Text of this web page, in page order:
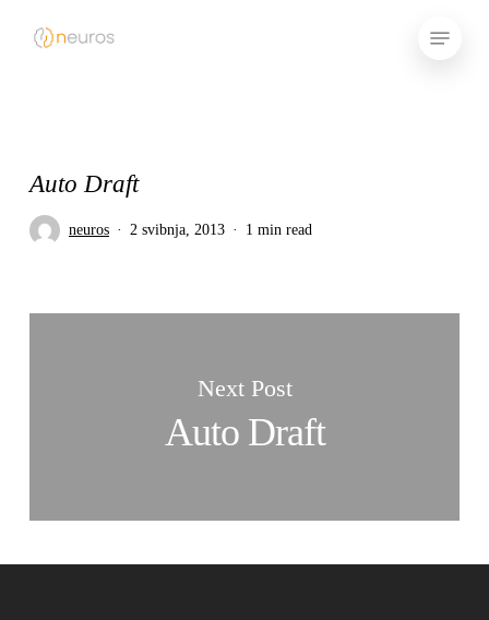
Auto Draft
neuros 2 svibnja, 2013 1 min read
Next Post
Auto Draft